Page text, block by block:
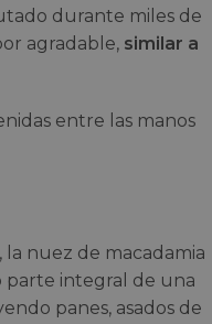
durante miles de
agradable, similar a
, la nuez de macadamia
parte integral de una
panes, asados de